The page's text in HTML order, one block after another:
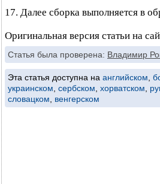
17. Далее сборка выполняется в
Оригинальная версия статьи на
Статья была проверена: Владимир
Эта статья доступна на английском
украинском сербском хорватском
словацком
венгерском